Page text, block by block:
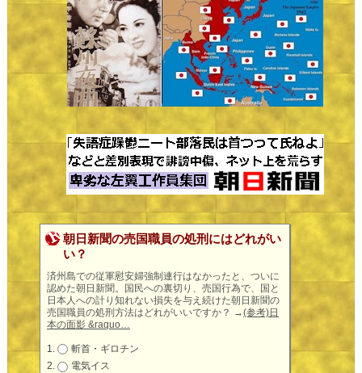
朝日新聞の売国職員の処刑にはどれがい
い？
済州島での従軍慰安婦強制連行はなかったと、ついに
認めた朝日新聞。国民への裏切り、売国行為で、国と
日本人への計り知れない損失を与え続けた朝日新聞の
売国職員の処刑方法はどれがいいですか？ →(参考)日
本の面影 &raquo…
斬首・ギロチン
電気イス